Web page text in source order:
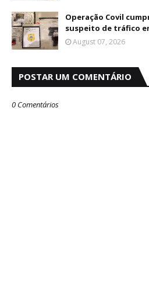
Operação Covil
suspeito de tráfico
August 07, 2026
POSTAR UM COMENTÁRIO
0 Comentários